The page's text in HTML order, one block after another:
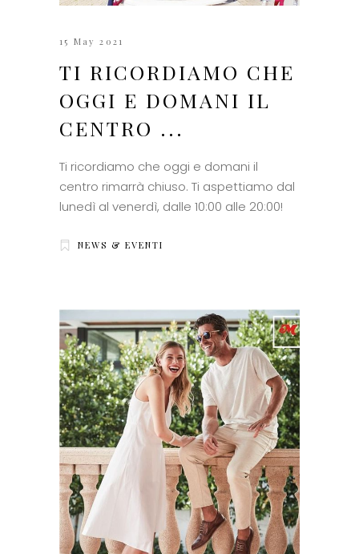
15 May 2021
TI RICORDIAMO CHE
OGGI E DOMANI IL
CENTRO ...
Ti ricordiamo che oggi e domani il
centro rimarrà chiuso. Ti aspettiamo dal
lunedì al venerdì, dalle 10:00 alle 20:00!
NEWS & EVENTI